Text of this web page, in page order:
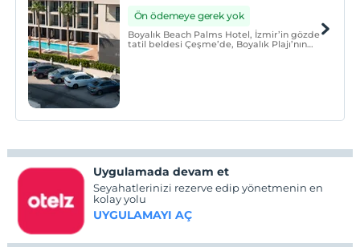
Ön ödemeye gerek yok
Boyalık Beach Palms Hotel, İzmir’in gözde
tatil beldesi Çeşme’de, Boyalık Plajı’nın
Uygulamada devam et
Seyahatlerinizi rezerve edip yönetmenin en
kolay yolu
UYGULAMAYI AÇ